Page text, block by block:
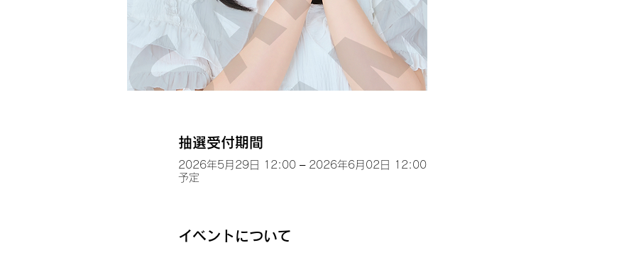
抽選受付期間
2026年5月29日 12:00 – 2026年6月02日 12:00
予定
イベントについて